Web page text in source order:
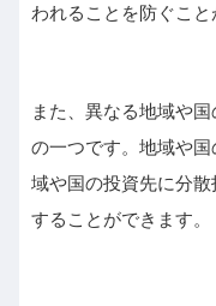
われることを防ぐこと
また、異なる地域や
の一つです。地域や
域や国の投資先に分
することができます。